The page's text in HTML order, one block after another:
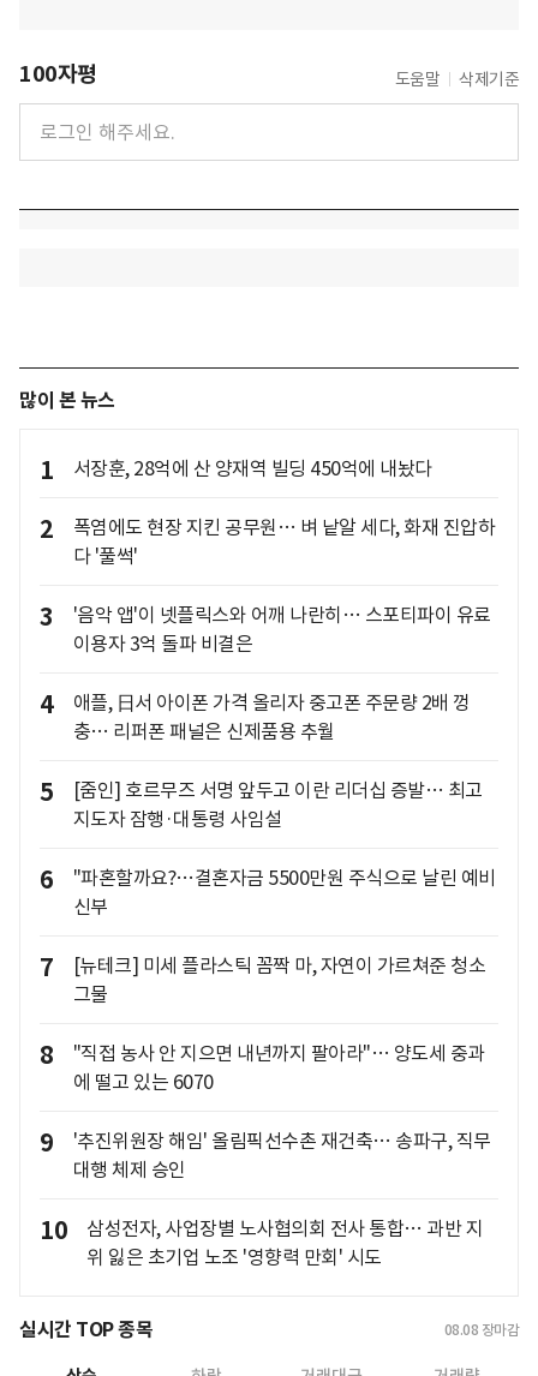
100자평 도움말 삭제기준
많이 본 뉴스
1 서장훈, 28억에 산 양재역 빌딩 450억에 내놨다
2
폭염에도 현장 지킨 공무원… 벼 낱알 세다, 화재 진압하
다 '풀썩'
3
'음악 앱'이 넷플릭스와 어깨 나란히… 스포티파이 유료
이용자 3억 돌파 비결은
4
애플, 日서 아이폰 가격 올리자 중고폰 주문량 2배 껑
충… 리퍼폰 패널은 신제품용 추월
5
[줌인] 호르무즈 서명 앞두고 이란 리더십 증발… 최고
지도자 잠행·대통령 사임설
6
"파혼할까요?…결혼자금 5500만원 주식으로 날린 예비
신부
7
[뉴테크] 미세 플라스틱 꼼짝 마, 자연이 가르쳐준 청소
그물
8
"직접 농사 안 지으면 내년까지 팔아라"… 양도세 중과
에 떨고 있는 6070
9
'추진위원장 해임' 올림픽선수촌 재건축… 송파구, 직무
대행 체제 승인
10
삼성전자, 사업장별 노사협의회 전사 통합… 과반 지
위 잃은 초기업 노조 '영향력 만회' 시도
실시간 TOP 종목 08.08 장마감